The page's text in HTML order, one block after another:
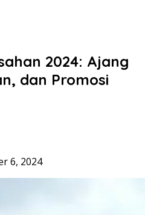
2024: Ajang
dan Promosi
6, 2024